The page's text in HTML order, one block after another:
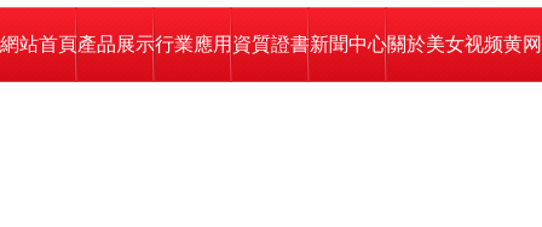
網站首頁產品展示行業應用 資質證書新聞中心關於美女视频黄